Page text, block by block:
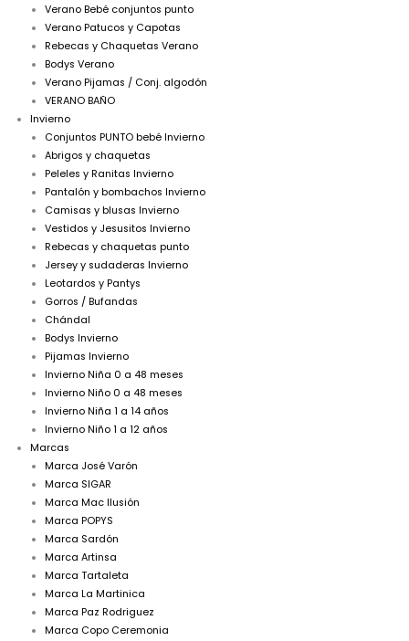
Verano Bebé conjuntos punto
Verano Patucos y Capotas
Rebecas y Chaquetas Verano
Bodys Verano
Verano Pijamas / Conj. algodón
VERANO BAÑO
Invierno
Conjuntos PUNTO bebé Invierno
Abrigos y chaquetas
Peleles y Ranitas Invierno
Pantalón y bombachos Invierno
Camisas y blusas Invierno
Vestidos y Jesusitos Invierno
Rebecas y chaquetas punto
Jersey y sudaderas Invierno
Leotardos y Pantys
Gorros / Bufandas
Chándal
Bodys Invierno
Pijamas Invierno
Invierno Niña 0 a 48 meses
Invierno Niño 0 a 48 meses
Invierno Niña 1 a 14 años
Invierno Niño 1 a 12 años
Marcas
Marca José Varón
Marca SIGAR
Marca Mac Ilusión
Marca POPYS
Marca Sardón
Marca Artinsa
Marca Tartaleta
Marca La Martinica
Marca Paz Rodriguez
Marca Copo Ceremonia